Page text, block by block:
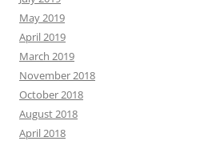
May 2019
April 2019
March 2019
November 2018
October 2018
August 2018
April 2018